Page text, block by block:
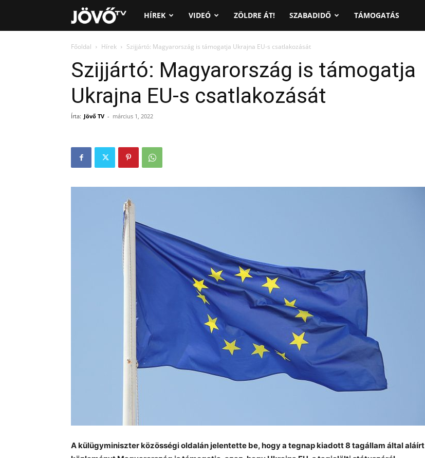
Jövő
TV
HÍREK VIDEÓ ZÖLDRE ÁT! SZABADIDŐ TÁMOGATÁS
Főoldal Hírek Szijjártó: Magyarország is támogatja Ukrajna EU-s csatlakozását
Szijjártó: Magyarország is támogatja
Ukrajna EU-s csatlakozását
Írta: Jövő TV - március 1, 2022
A külügyminiszter közösségi oldalán jelentette be, hogy a tegnap kiadott 8 tagállam által aláírt